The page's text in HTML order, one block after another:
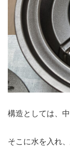
構造としては、
そこに水を入れ